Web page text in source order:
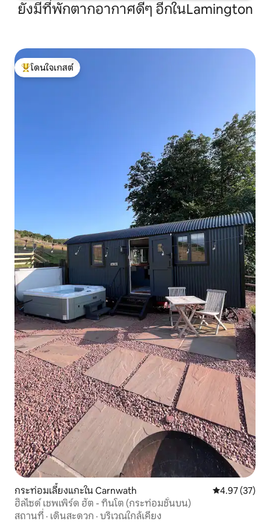
ยังมีที่พักตากอากาศดีๆ อีกในLamington
โดนใจเกสต์ที่สุด
โดนใจเกสต์
กระท่อมเลี้ยงแกะใน Carnwath คะแนนเฉลี่ย
4.97 (37)
ฮิลไซด์ เชพเพิร์ด ฮัต - ทินโต (กระท่อมชั้นบน)
สถานที่ · เดินสะดวก · บริเวณใกล้เคียง